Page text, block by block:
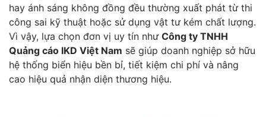
hay ánh sáng không đồng đều thường xuất phát từ thi
công sai kỹ thuật hoặc sử dụng vật tư kém chất lượng.
Vì vậy, lựa chọn đơn vị uy tín như Công ty TNHH
Quảng cáo IKD Việt Nam sẽ giúp doanh nghiệp sở hữu
hệ thống biển hiệu bền bỉ, tiết kiệm chi phí và nâng
cao hiệu quả nhận diện thương hiệu.